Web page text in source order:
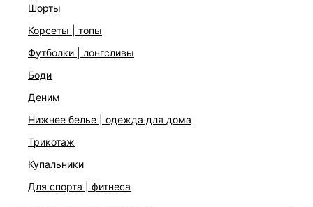
шорты
корсеты | топы
футболки | лонгсливы
боди
деним
нижнее белье | одежда для дома
трикотаж
купальники
для спорта | фитнеса
Фактурный трикотаж в рубчик
Лиф с воротником-поло
Планка с пуговицами
Длинные рукава
Ластовица с застежкой
На модели размер 44. Крой модели соответствует
стандартному размеру
ДОСТАВКА И ВОЗВРАТ
Подробные условия доставки и возврата